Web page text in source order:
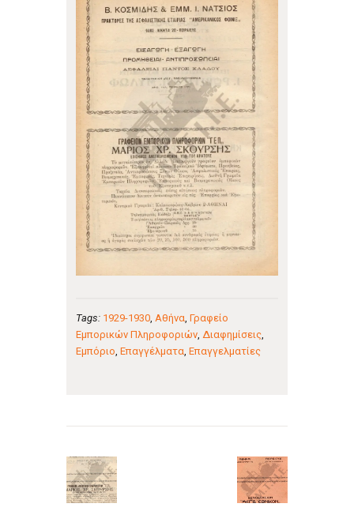
Tags: 1929-1930, Αθήνα Γραφείο
Εμπορικών Πληροφοριών, Διαφημίσεις,
Εμπόριο Επαγγέλματα Επαγγελματίες
άρθρων